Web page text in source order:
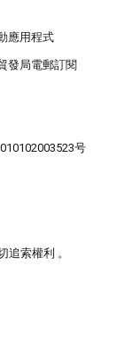
應用程式
發局電郵訂閱
号
追索權利 。